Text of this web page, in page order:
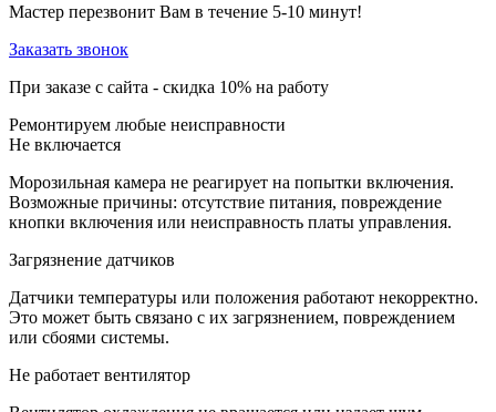
Мастер перезвонит Вам в течение 5-10 минут!
Заказать звонок
При заказе с сайта - скидка 10% на работу
Ремонтируем любые неисправности
Не включается
Морозильная камера не реагирует на попытки включения.
Возможные причины: отсутствие питания, повреждение
кнопки включения или неисправность платы управления.
Загрязнение датчиков
Датчики температуры или положения работают некорректно.
Это может быть связано с их загрязнением, повреждением
или сбоями системы.
Не работает вентилятор